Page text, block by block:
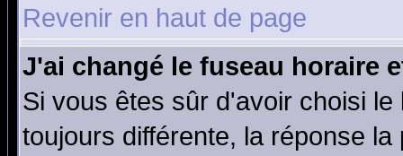
Revenir en haut de page
J'ai changé le fuseau horaire
Si vous êtes sûr d'avoir choisi
toujours différente, la réponse